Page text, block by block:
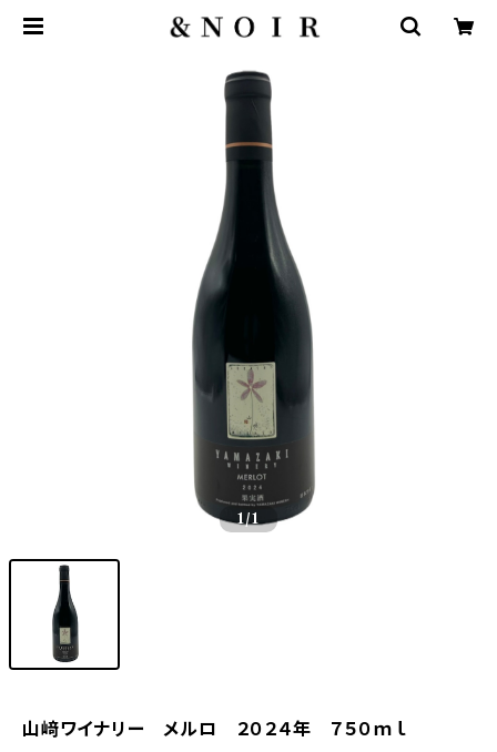
1/1
山﨑ワイナリー メルロ ２０２４年 ７５０ｍｌ